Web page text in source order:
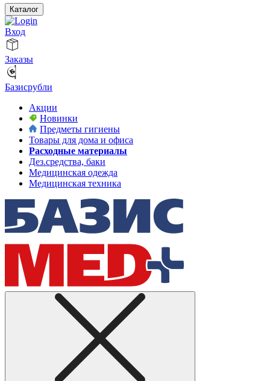
Каталог
Вход
Заказы
Базисрубли
Акции
Новинки
Предметы гигиены
Товары для дома и офиса
Расходные материалы
Дез.средства, баки
Медицинская одежда
Медицинская техника